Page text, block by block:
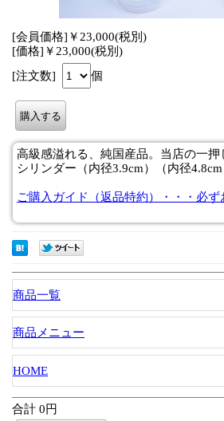
[会員価格]￥23,000(税別)
[価格]￥23,000(税別)
[注文数]
個
高級感溢れる、純国産品。当店の一押
シリンダー（内径3.9cm）（内径
ご購入ガイド（返品特約）・・・必ず
商品一覧
商品メニュー
HOME
合計 0円